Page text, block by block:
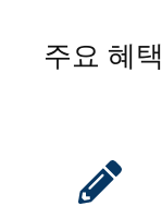
주요 혜택